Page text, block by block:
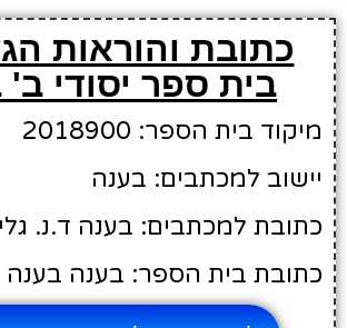
כתובת והוראות
בית ספר יסודי ב'
מיקוד בית הספר: 2018900
יישוב למכתבים: בענה
כתובת למכתבים: בענה ד.נ.
כתובת בית הספר: בענה בענה